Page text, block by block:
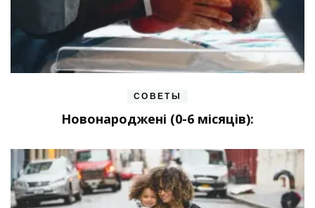
СОВЕТЫ
Новонароджені (0-6 місяців):